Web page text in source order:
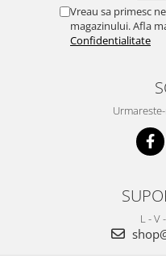
Vreau sa primesc
magazinului. Afla
Confidentialitate
L - V